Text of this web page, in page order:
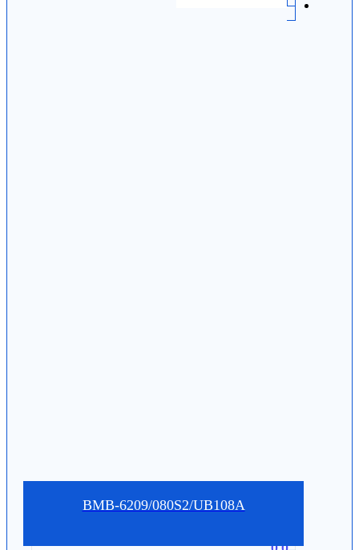
BMB-6209/080S2/UB108A